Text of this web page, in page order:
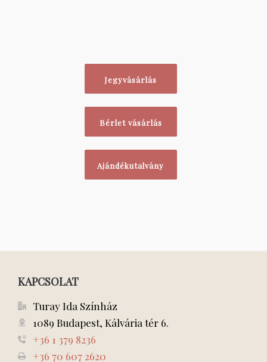
Jegyvásárlás
Bérlet vásárlás
Ajándékutalvány
KAPCSOLAT
Turay Ida Színház
1089 Budapest, Kálvária tér 6.
+36 1 379 8236
+36 70 607 2620